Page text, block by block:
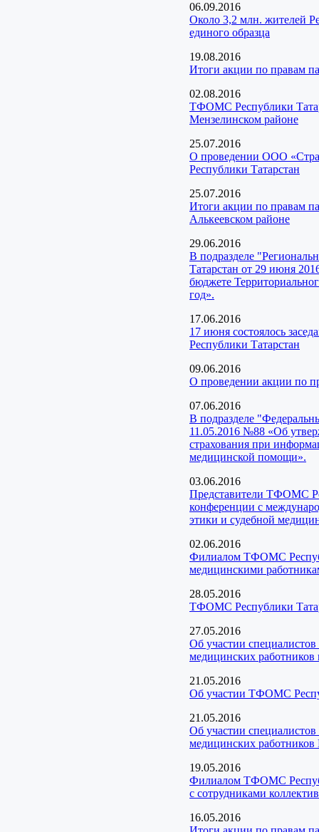
06.09.2016
Около 3,2 млн. жителей
единого образца
19.08.2016
Итоги акции по правам
02.08.2016
ТФОМС Республики
Мензелинском районе
25.07.2016
О проведении ООО
Республики Татарстан
25.07.2016
Итоги акции по правам
Алькеевском районе
29.06.2016
В подразделе
Татарстан от 29 июня
бюджете
год».
17.06.2016
17 июня состоялось
Республики Татарстан
09.06.2016
О проведении акции по
07.06.2016
В подразделе
11.05.2016 №88 «Об
страхования при
медицинской помощи».
03.06.2016
Представители ТФОМС
конференции с
этики и судебной
02.06.2016
Филиалом ТФОМС
медицинскими
28.05.2016
ТФОМС Республики
27.05.2016
Об участии
медицинских работников
21.05.2016
Об участии ТФОМС
21.05.2016
Об участии
медицинских
19.05.2016
Филиалом ТФОМС
с сотрудниками
16.05.2016